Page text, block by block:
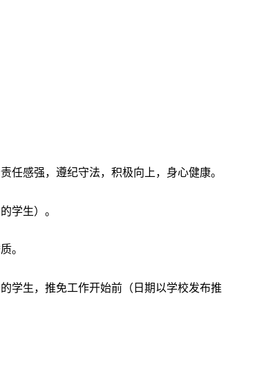
任感强，遵纪守法，积极向上，身心健康。
学生）。
。
学生，推免工作开始前（日期以学校发布推